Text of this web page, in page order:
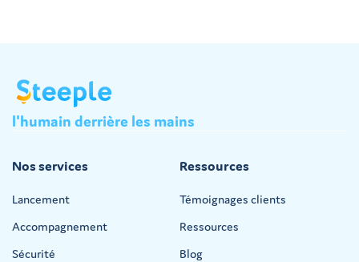
l'humain derrière les mains
Nos services
Lancement
Accompagnement
Sécurité
Ressources
Témoignages clients
Ressources
Blog